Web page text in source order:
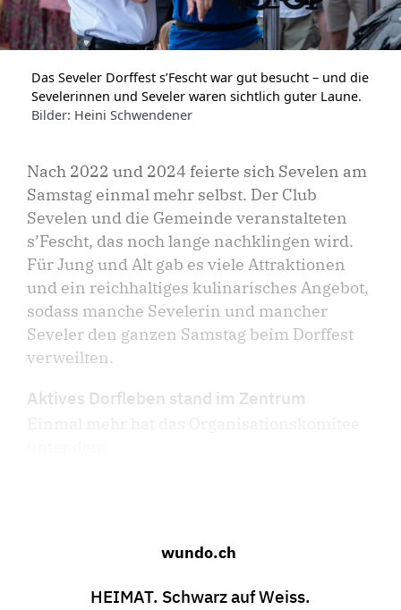
Das Seveler Dorffest s’Fescht war gut besucht – und die
Sevelerinnen und Seveler waren sichtlich guter Laune.
Bilder: Heini Schwendener
Nach 2022 und 2024 feierte sich Sevelen am
Samstag einmal mehr selbst. Der Club
Sevelen und die Gemeinde veranstalteten
s’Fescht, das noch lange nachklingen wird.
Für Jung und Alt gab es viele Attraktionen
und ein reichhaltiges kulinarisches Angebot,
sodass manche Sevelerin und mancher
Seveler den ganzen Samstag beim Dorffest
verweilten.
Aktives Dorfleben stand im Zentrum
wundo.ch
HEIMAT. Schwarz auf Weiss.